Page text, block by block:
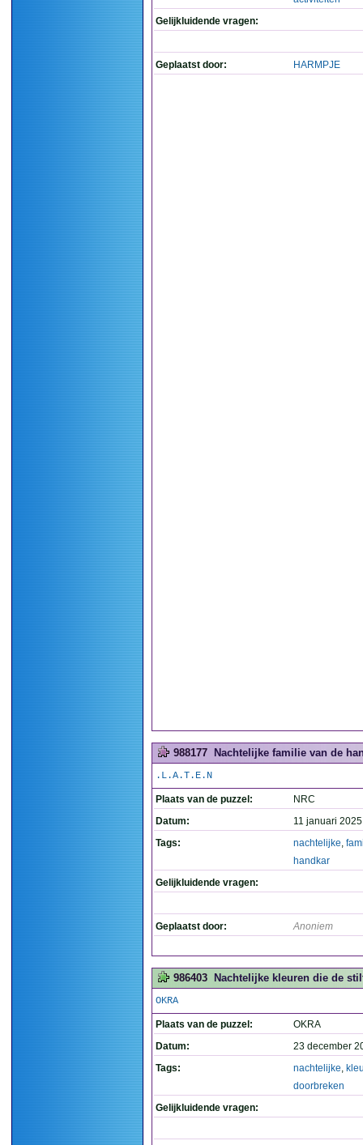
Gelijkluidende vragen:
Geplaatst door: HARMPJE
988177 Nachtelijke familie van de
.L.A.T.E.N
Plaats van de puzzel:
NRC
Datum:
11 januari
Tags:
nachtelijke,
handkar
Gelijkluidende vragen:
Geplaatst door: Anoniem
986403 Nachtelijke kleuren die de
OKRA
Plaats van de puzzel:
OKRA
Datum:
23 december
Tags:
nachtelijke,
doorbreken
Gelijkluidende vragen: